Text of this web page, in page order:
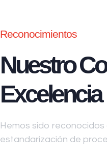
Reconocimientos
Nuestro
Excelencia
Hemos sido
estandarización de